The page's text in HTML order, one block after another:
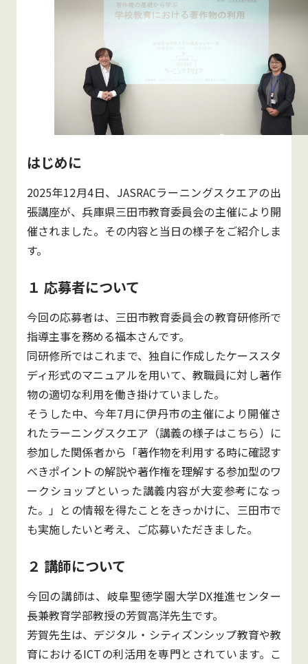
はじめに
2025年12月4日、JASRACラーニングスクエアの出
張講座が、兵庫県三田市教育委員会の主催により開
催されました。その内容と当日の様子をご紹介しま
す。
１ 応募者について
今回の応募者は、三田市教育委員会の教育研修所で
指導主事を務める福本さんです。
同研修所ではこれまで、独自に作成したケーススタ
ディ形式のマニュアルを用いて、教職員に対し著作
物の適切な利用を働き掛けていました。
そうした中、今年7月に伊丹市の主催により開催さ
れたラーニングスクエア（講義の様子はこちら）に
参加した関係者から「著作物を利用する時に確認す
べきポイントの解説や著作権を理解する参加型のワ
ークショップといった講義内容が大変参考になっ
た。」との情報を得たことをきっかけに、三田市で
も実施したいと考え、ご応募いただきました。
２ 講師について
今回の講師は、岐阜聖徳学園大学DX推進センター
長兼教育学部教授の芳賀高洋先生です。
芳賀先生は、デジタル・シティズンシップ教育や教
育におけるICTの利活用を専門とされています。こ